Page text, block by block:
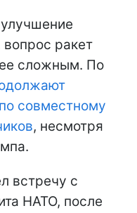
ракет
сложным. По
совместному
, несмотря
встречу с
НАТО, после